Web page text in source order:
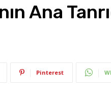
Ana
Pinterest